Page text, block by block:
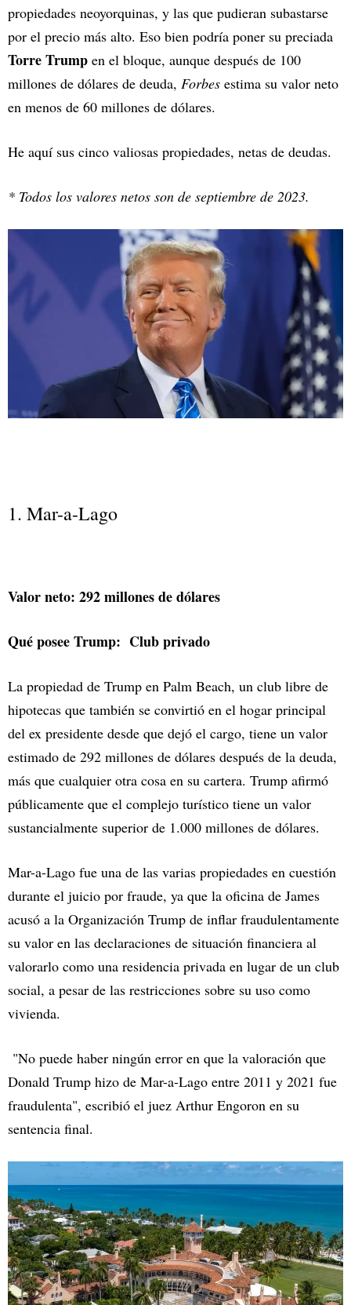
propiedades neoyorquinas, y las que pudieran subastarse
por el precio más alto. Eso bien podría poner su preciada
Torre Trump en el bloque, aunque después de 100
millones de dólares de deuda, Forbes estima su valor neto
en menos de 60 millones de dólares.
He aquí sus cinco valiosas propiedades, netas de deudas.
* Todos los valores netos son de septiembre de 2023.
1. Mar-a-Lago
Valor neto: 292 millones de dólares
Qué posee Trump: Club privado
La propiedad de Trump en Palm Beach, un club libre de
hipotecas que también se convirtió en el hogar principal
del ex presidente desde que dejó el cargo, tiene un valor
estimado de 292 millones de dólares después de la deuda,
más que cualquier otra cosa en su cartera. Trump afirmó
públicamente que el complejo turístico tiene un valor
sustancialmente superior de 1.000 millones de dólares.
Mar-a-Lago fue una de las varias propiedades en cuestión
durante el juicio por fraude, ya que la oficina de James
acusó a la Organización Trump de inflar fraudulentamente
su valor en las declaraciones de situación financiera al
valorarlo como una residencia privada en lugar de un club
social, a pesar de las restricciones sobre su uso como
vivienda.
"No puede haber ningún error en que la valoración que
Donald Trump hizo de Mar-a-Lago entre 2011 y 2021 fue
fraudulenta", escribió el juez Arthur Engoron en su
sentencia final.